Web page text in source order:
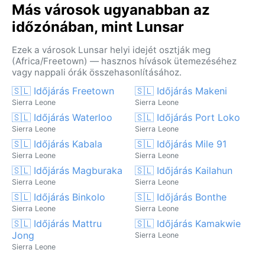
Más városok ugyanabban az
időzónában, mint Lunsar
Ezek a városok Lunsar helyi idejét osztják meg
(Africa/Freetown) — hasznos hívások ütemezéséhez
vagy nappali órák összehasonlításához.
🇸🇱 Időjárás Freetown
Sierra Leone
🇸🇱 Időjárás Makeni
Sierra Leone
🇸🇱 Időjárás Waterloo
Sierra Leone
🇸🇱 Időjárás Port Loko
Sierra Leone
🇸🇱 Időjárás Kabala
Sierra Leone
🇸🇱 Időjárás Mile 91
Sierra Leone
🇸🇱 Időjárás Magburaka
Sierra Leone
🇸🇱 Időjárás Kailahun
Sierra Leone
🇸🇱 Időjárás Binkolo
Sierra Leone
🇸🇱 Időjárás Bonthe
Sierra Leone
🇸🇱 Időjárás Mattru
Jong
Sierra Leone
🇸🇱 Időjárás Kamakwie
Sierra Leone